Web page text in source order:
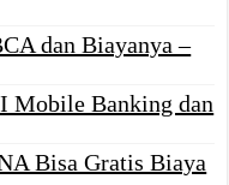
dan Biayanya –
Mobile Banking dan
Bisa Gratis Biaya